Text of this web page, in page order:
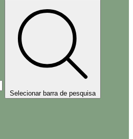
Selecionar barra de pesquisa